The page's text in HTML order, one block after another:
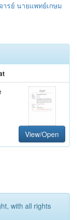
ารย์ นายแพทย์เกษม
View/Open
with all rights